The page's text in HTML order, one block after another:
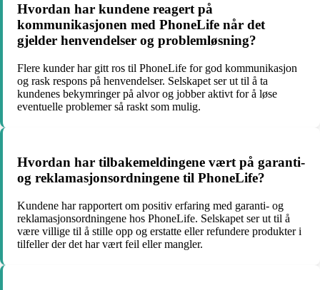
Hvordan har kundene reagert på
kommunikasjonen med PhoneLife når det
gjelder henvendelser og problemløsning?
Flere kunder har gitt ros til PhoneLife for god kommunikasjon
og rask respons på henvendelser. Selskapet ser ut til å ta
kundenes bekymringer på alvor og jobber aktivt for å løse
eventuelle problemer så raskt som mulig.
Hvordan har tilbakemeldingene vært på garanti-
og reklamasjonsordningene til PhoneLife?
Kundene har rapportert om positiv erfaring med garanti- og
reklamasjonsordningene hos PhoneLife. Selskapet ser ut til å
være villige til å stille opp og erstatte eller refundere produkter i
tilfeller der det har vært feil eller mangler.